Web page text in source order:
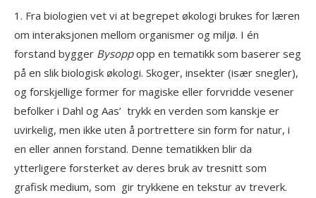
1. Fra biologien vet vi at begrepet økologi brukes for læren
om interaksjonen mellom organismer og miljø. I én
forstand bygger Bysoppopp en tematikk som baserer seg
på en slik biologisk økologi. Skoger, insekter (især snegler),
og forskjellige former for magiske eller forvridde vesener
befolker i Dahl og Aas’ trykk en verden som kanskje er
uvirkelig, men ikke uten å portrettere sin form for natur, i
en eller annen forstand. Denne tematikken blir da
ytterligere forsterket av deres bruk av tresnitt som
grafisk medium, som gir trykkene en tekstur av treverk.